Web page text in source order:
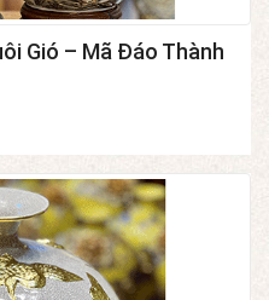
Gió – Mã Đáo Thành